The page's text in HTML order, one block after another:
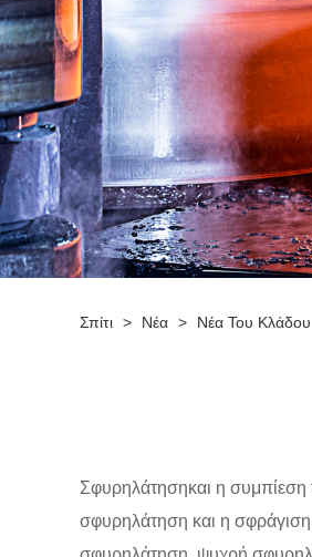
Σπίτι > Νέα > Νέα Του Κλάδου
Σφυρηλάτησηκαι η
σφυρηλάτηση και η